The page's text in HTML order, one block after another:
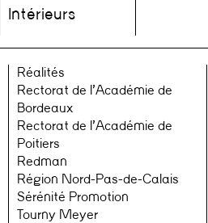
Intérieurs
Réalités
Rectorat de l’Académie de
Bordeaux
Rectorat de l’Académie de
Poitiers
Redman
Région Nord-Pas-de-Calais
Sérénité Promotion
Tourny Meyer